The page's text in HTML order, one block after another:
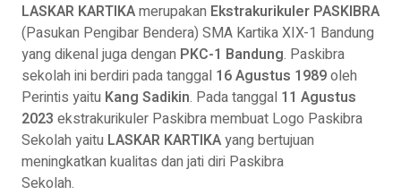
LASKAR KARTIKAmerupakan Ekstrakurikuler PASKIBRA
(Pasukan Pengibar Bendera) SMA Kartika XIX-1 Bandung
yang dikenal juga dengan PKC-1 Bandung. Paskibra
sekolah ini berdiri pada tanggal 16 Agustus 1989oleh
Perintis yaitu Kang Sadikin. Pada tanggal 11 Agustus
2023 ekstrakurikuler Paskibra membuat Logo Paskibra
Sekolah yaitu LASKAR KARTIKAyang bertujuan
meningkatkan kualitas dan jati diri Paskibra
Sekolah.